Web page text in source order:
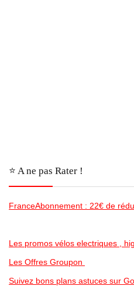
⭐️ A ne pas Rater !
FranceAbonnement : 22€ de
Les promos vélos electriques ,
Les Offres Groupon
Suivez bons plans astuces sur